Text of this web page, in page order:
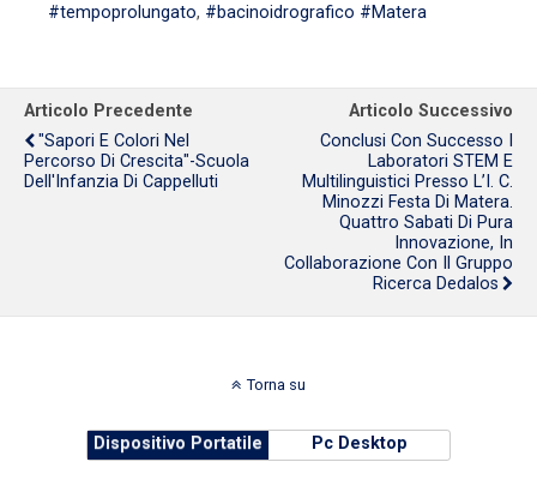
#tempoprolungato, #bacinoidrografico #Matera
Articolo Precedente
"Sapori E Colori Nel
Percorso Di Crescita"-Scuola
Dell'Infanzia Di Cappelluti
Articolo Successivo
Conclusi Con Successo I
Laboratori STEM E
Multilinguistici Presso L’I. C.
Minozzi Festa Di Matera.
Quattro Sabati Di Pura
Innovazione, In
Collaborazione Con Il Gruppo
Ricerca Dedalos
Torna su
Dispositivo Portatile Pc Desktop